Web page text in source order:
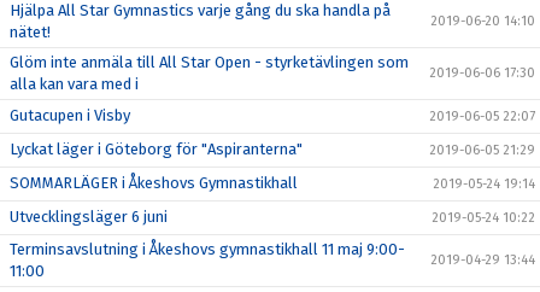
Hjälpa All Star Gymnastics varje gång du ska handla på
nätet!
2019-06-20 14:10
Glöm inte anmäla till All Star Open - styrketävlingen som
alla kan vara med i
2019-06-06 17:30
Gutacupen i Visby 2019-06-05 22:07
Lyckat läger i Göteborg för "Aspiranterna" 2019-06-05 21:29
SOMMARLÄGER i Åkeshovs Gymnastikhall 2019-05-24 19:14
Utvecklingsläger 6 juni 2019-05-24 10:22
Terminsavslutning i Åkeshovs gymnastikhall 11 maj 9:00-
11:00
2019-04-29 13:44